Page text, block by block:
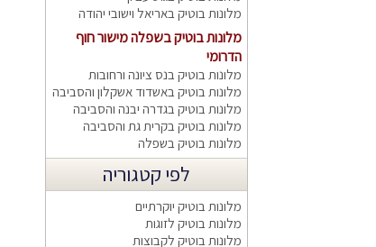
מלונות בוטיק באריאל וישובי יהודה
מלונות בוטיק בשפלה מישור חוף
הדרומי
מלונות בוטיק בנס ציונה ורחובות
מלונות בוטיק באשדוד אשקלון והסביבה
מלונות בוטיק בגדרה יבנה והסביבה
מלונות בוטיק בקרית גת והסביבה
מלונות בוטיק בשפלה
לפי קטגוריה
מלונות בוטיק יוקרתיים
מלונות בוטיק לזוגות
מלונות בוטיק לקבוצות